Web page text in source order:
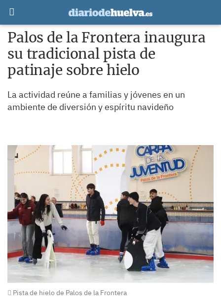
Palos de la Frontera inaugura
su tradicional pista de
patinaje sobre hielo
La actividad reúne a familias y jóvenes en un
ambiente de diversión y espíritu navideño
Pista de hielo de Palos de la Frontera